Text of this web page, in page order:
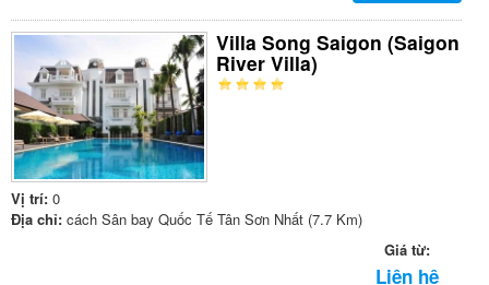
Villa Song Saigon (Saigon
River Villa)
Vị trí: 0
Địa chỉ: cách Sân bay Quốc Tế Tân Sơn Nhất (7.7 Km)
Giá từ:
Liên hệ